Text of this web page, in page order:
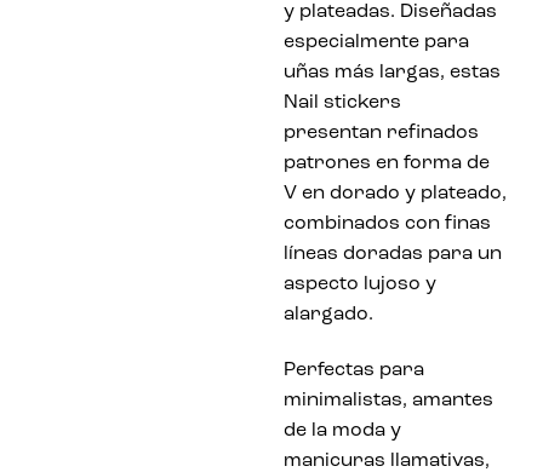
y plateadas. Diseñadas
especialmente para
uñas más largas, estas
Nail stickers
presentan refinados
patrones en forma de
V en dorado y plateado,
combinados con finas
líneas doradas para un
aspecto lujoso y
alargado.
Perfectas para
minimalistas, amantes
de la moda y
manicuras llamativas,